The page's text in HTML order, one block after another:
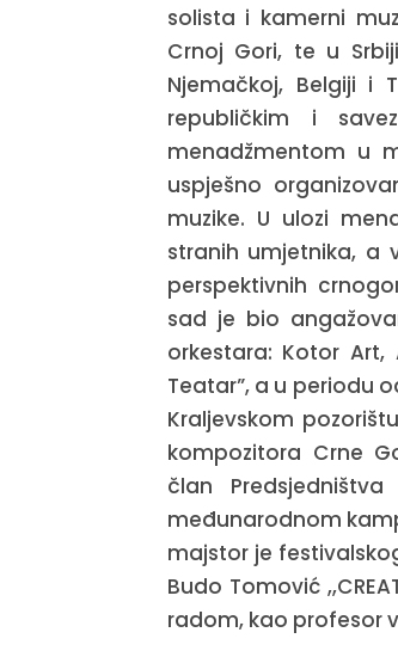
solista i kamerni
Crnoj Gori, te u
Njemačkoj, Belgiji i
republičkim i
menadžmentom u
uspješno
muzike. U ulozi
stranih umjetnika, a
perspektivnih
sad je bio
orkestara: Kotor Art,
Teatar”, a u periodu
Kraljevskom
kompozitora Crne
član
međunarodnom
majstor je
Budo Tomović
radom, kao profesor